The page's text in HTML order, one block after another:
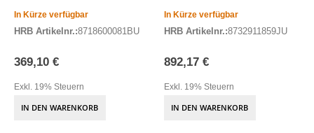
In Kürze verfügbar
HRB Artikelnr.:8718600081BU
369,10 €
Exkl. 19% Steuern
IN DEN WARENKORB
In Kürze verfügbar
HRB Artikelnr.:8732911859JU
892,17 €
Exkl. 19% Steuern
IN DEN WARENKORB